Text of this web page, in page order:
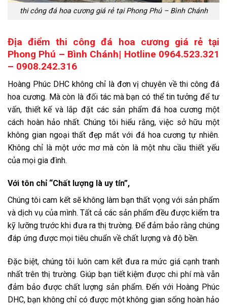
thi công đá hoa cương giá rẻ tại Phong Phú – Bình Chánh
Địa điểm thi công đá hoa cương giá rẻ tại
Phong Phú – Bình Chánh| Hotline 0964.523.321
– 0908.242.316
Hoàng Phúc DHC không chỉ là đơn vị chuyên về thi công đá
hoa cương. Mà còn là đối tác mà bạn có thể tin tưởng để tư
vấn, thiết kế và lắp đặt các sản phẩm đá hoa cương một
cách hoàn hảo nhất. Chúng tôi hiểu rằng, việc sở hữu một
không gian ngoại thất đẹp mắt với đá hoa cương tự nhiên.
Không chỉ là một ước mơ mà còn là một nhu cầu thiết yếu
của mọi gia đình.
Với tôn chỉ “Chất lượng là uy tín”,
Chúng tôi cam kết sẽ không làm bạn thất vọng với sản phẩm
và dịch vụ của mình. Tất cả các sản phẩm đều được kiểm tra
kỹ lưỡng trước khi đưa ra thị trường. Để đảm bảo rằng chúng
đáp ứng được mọi tiêu chuẩn về chất lượng và độ bền.
Đặc biệt, chúng tôi luôn cam kết đưa ra mức giá cạnh tranh
nhất trên thị trường. Giúp bạn tiết kiệm được chi phí mà vẫn
đảm bảo được chất lượng sản phẩm. Đến với Hoàng Phúc
DHC, bạn không chỉ có được một không gian sống hoàn hảo